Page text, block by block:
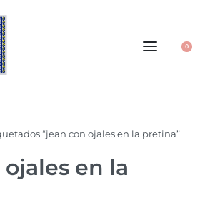
0
“jean con ojales en la pretina”
en la